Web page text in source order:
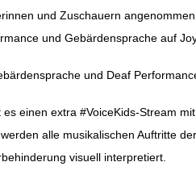
und Zuschauern
und Gebärdensprache auf
und Deaf
einen extra #VoiceKids-Stream
alle musikalischen Auftritte
visuell interpretiert.